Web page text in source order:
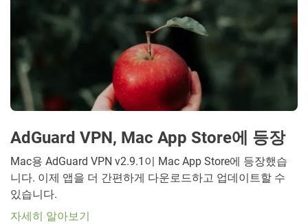
AdGuard VPN, Mac App Store에 등장
Mac용 AdGuard VPN v2.9.1이 Mac App Store에 등장했습
니다. 이제 앱을 더 간편하게 다운로드하고 업데이트할 수
있습니다.
자세히 알아보기